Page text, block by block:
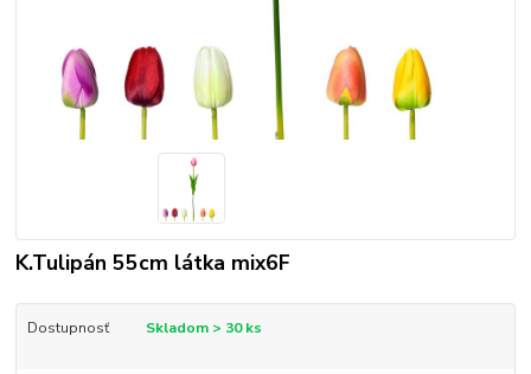
K.Tulipán 55cm látka mix6F
Dostupnosť Skladom > 30 ks